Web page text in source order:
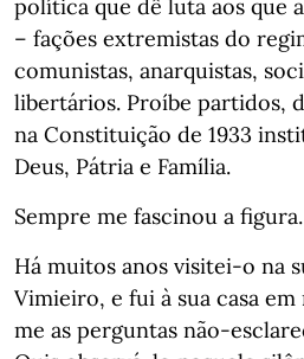
política que dê luta aos que
– fações extremistas do
comunistas, anarquistas,
libertários. Proíbe partidos,
na Constituição de 1933
Deus, Pátria e Família.
Sempre me fascinou a figura.
Há muitos anos visitei-o na
Vimieiro, e fui à sua casa
me as perguntas não-